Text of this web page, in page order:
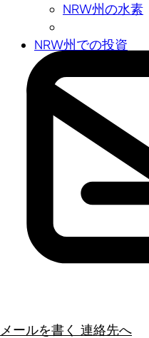
NRW州の水素
NRW州での投資
メールを書く 連絡先へ